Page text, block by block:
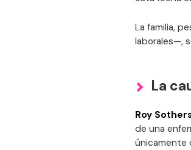
La familia,
laborales—,
La
Roy
de una
únicamente